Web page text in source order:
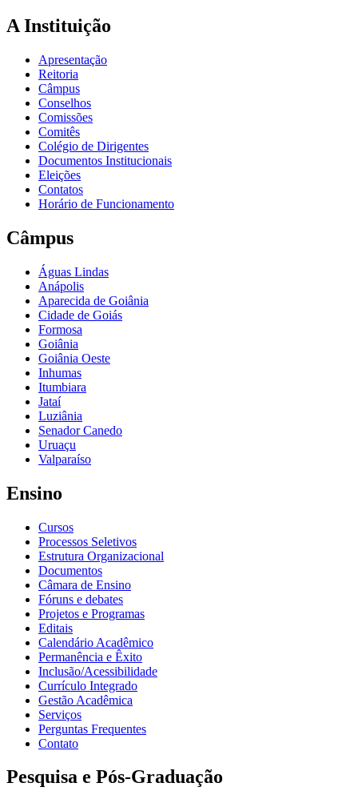
A Instituição
Apresentação
Reitoria
Câmpus
Conselhos
Comissões
Comitês
Colégio de Dirigentes
Documentos Institucionais
Eleições
Contatos
Horário de Funcionamento
Câmpus
Águas Lindas
Anápolis
Aparecida de Goiânia
Cidade de Goiás
Formosa
Goiânia
Goiânia Oeste
Inhumas
Itumbiara
Jataí
Luziânia
Senador Canedo
Uruaçu
Valparaíso
Ensino
Cursos
Processos Seletivos
Estrutura Organizacional
Documentos
Câmara de Ensino
Fóruns e debates
Projetos e Programas
Editais
Calendário Acadêmico
Permanência e Êxito
Inclusão/Acessibilidade
Currículo Integrado
Gestão Acadêmica
Serviços
Perguntas Frequentes
Contato
Pesquisa e Pós-Graduação